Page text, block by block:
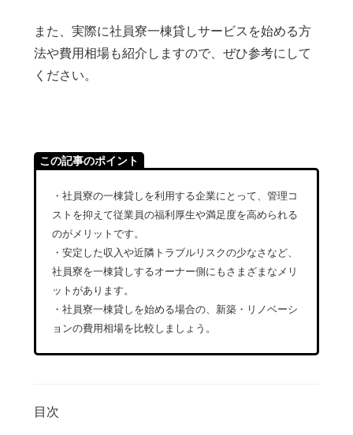
また、実際に社員寮一棟貸しサービスを始める方
法や費用相場も紹介しますので、ぜひ参考にして
ください。
この記事のポイント
・社員寮の一棟貸しを利用する企業にとって、管理コ
ストを抑えて従業員の福利厚生や満足度を高められる
のがメリットです。
・安定した収入や近隣トラブルリスクの少なさなど、
社員寮を一棟貸しするオーナー側にもさまざまなメリ
ットがあります。
・社員寮一棟貸しを始める場合の、新築・リノベーシ
ョンの費用相場を比較しましょう。
目次